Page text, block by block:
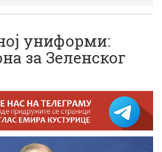
униформи:
за Зеленског